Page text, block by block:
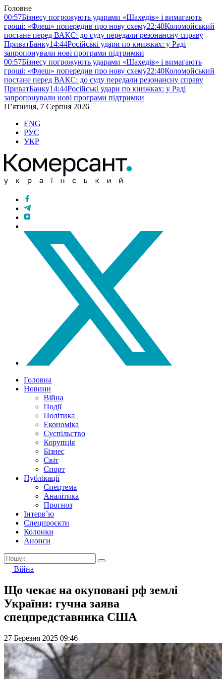
Головне
00:57Бізнесу погрожують ударами «Шахедів» і вимагають
гроші: «Флеш» попередив про нову схему22:40Коломойський
постане перед ВАКС: до суду передали резонансну справу
ПриватБанку14:44Російські удари по книжках: у Раді
запропонували нові програми підтримки
00:57Бізнесу погрожують ударами «Шахедів» і вимагають
гроші: «Флеш» попередив про нову схему22:40Коломойський
постане перед ВАКС: до суду передали резонансну справу
ПриватБанку14:44Російські удари по книжках: у Раді
запропонували нові програми підтримки
П’ятниця, 7 Серпня 2026
ENG
РУС
УКР
Головна
Новини
Війна
Події
Політика
Економіка
Суспільство
Корупція
Бізнес
Світ
Спорт
Публікації
Спецтема
Аналітика
Прогноз
Інтерв’ю
Спецпроєкти
Колонки
Анонси
Війна
Що чекає на окуповані рф землі
України: гучна заява
спецпредставника США
27 Березня 2025 09:46